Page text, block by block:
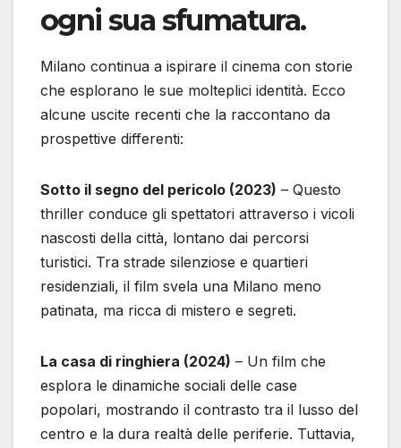
ogni sua sfumatura.
Milano continua a ispirare il cinema con storie
che esplorano le sue molteplici identità. Ecco
alcune uscite recenti che la raccontano da
prospettive differenti:
Sotto il segno del pericolo (2023) – Questo
thriller conduce gli spettatori attraverso i vicoli
nascosti della città, lontano dai percorsi
turistici. Tra strade silenziose e quartieri
residenziali, il film svela una Milano meno
patinata, ma ricca di mistero e segreti.
La casa di ringhiera (2024) – Un film che
esplora le dinamiche sociali delle case
popolari, mostrando il contrasto tra il lusso del
centro e la dura realtà delle periferie. Tuttavia,